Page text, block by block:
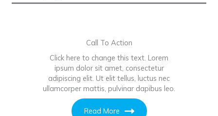
Call To Action
Click here to change this text. Lorem
ipsum dolor sit amet, consectetur
adipiscing elit. Ut elit tellus, luctus nec
ullamcorper mattis, pulvinar dapibus leo.
Read More